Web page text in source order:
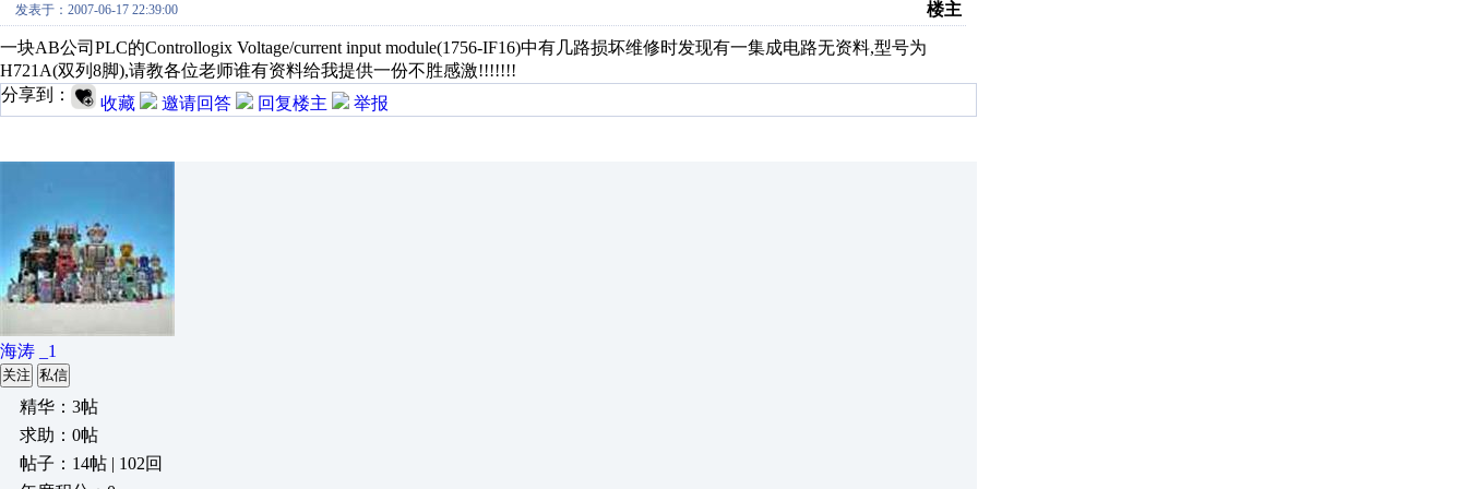
发表于：2007-06-17 22:39:00 楼主
一块AB公司PLC的Controllogix Voltage/current input module(1756-IF16)中有几路损坏维修时发现有一集成电路无资料,型号为
H721A(双列8脚),请教各位老师谁有资料给我提供一份不胜感激!!!!!!!
分享到：
收藏 邀请回答 回复楼主 举报
海涛 _1
关注 私信
精华：3帖
求助：0帖
帖子：14帖 | 102回